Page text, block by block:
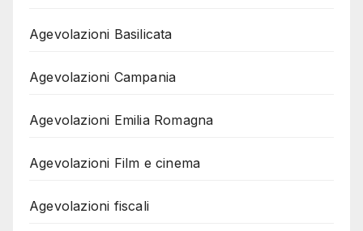
Agevolazioni Basilicata
Agevolazioni Campania
Agevolazioni Emilia Romagna
Agevolazioni Film e cinema
Agevolazioni fiscali